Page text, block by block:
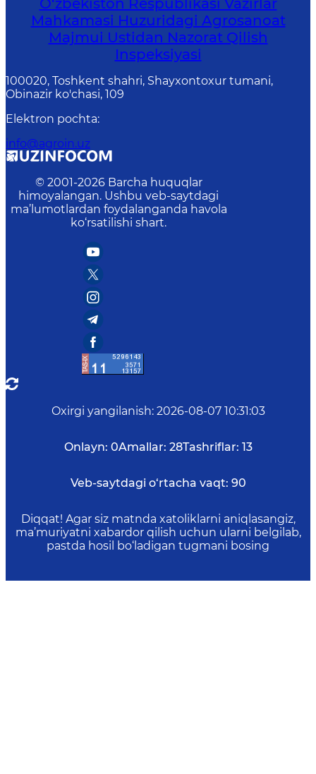
O‘zbekiston Respublikasi Vazirlar
Mahkamasi Huzuridagi Agrosanoat
Majmui Ustidan Nazorat Qilish
Inspeksiyasi
100020, Toshkent shahri, Shayxontoxur tumani,
Obinazir ko'chasi, 109
Elektron pochta:
info@agroin.uz
© 2001-2026 Barcha huquqlar
himoyalangan. Ushbu veb-saytdagi
ma’lumotlardan foydalanganda havola
ko‘rsatilishi shart.
Oxirgi yangilanish: 2026-08-07 10:31:03
Onlayn: 0Amallar: 28Tashriflar: 13
Veb-saytdagi o‘rtacha vaqt: 90
Diqqat! Agar siz matnda xatoliklarni aniqlasangiz,
ma’muriyatni xabardor qilish uchun ularni belgilab,
pastda hosil bo‘ladigan tugmani bosing